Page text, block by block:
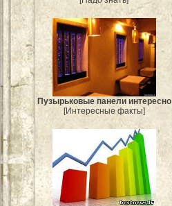
Пузырьковые панели интересно
[Интересные факты]